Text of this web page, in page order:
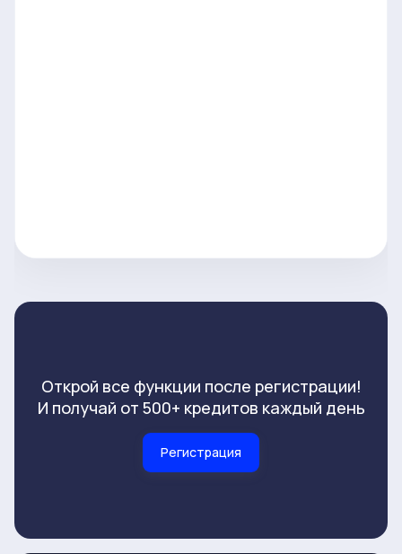
Открой все функции после регистрации!
И получай от 500+ кредитов каждый день
Регистрация